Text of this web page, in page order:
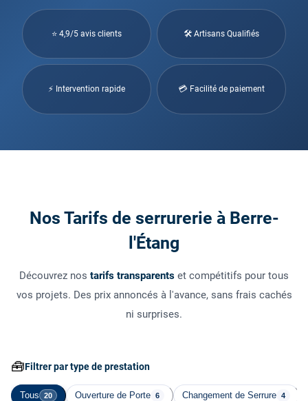
⭐ 4,9/5 avis clients 🛠 Artisans Qualifiés
⚡ Intervention rapide 💳 Facilité de paiement
Nos Tarifs de serrurerie à Berre-
l'Étang
Découvrez nos tarifs transparents et compétitifs pour tous
vos projets. Des prix annoncés à l'avance, sans frais cachés
ni surprises.
🧰Filtrer par type de prestation
Tous 20 Ouverture de Porte 6 Changement de Serrure 4